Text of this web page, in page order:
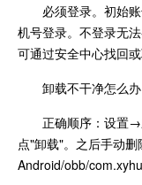
必须登录。初始
机号登录。不登录无
可通过安全中心找回
卸载不干净怎么办
正确顺序：设置
点"卸载"。之后手动
Android/obb/